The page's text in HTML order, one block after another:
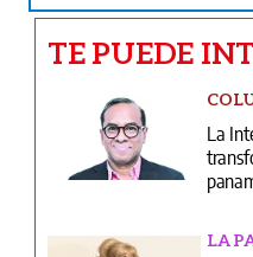
TE PUEDE
La
LA